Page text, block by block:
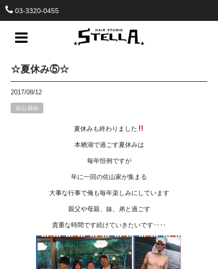
03-3320-0455
☆夏休み⑤☆
2017/08/12
佐山 鎮由
夏休みも終わりました
本栖湖で過ごす夏休みは
毎年恒例ですが
年に一回の佐山家が集まる
大事な行事で俺も毎年楽しみにしています
親父や母親、妹、弟と過ごす
貴重な時間です続けていきたいです‥‥